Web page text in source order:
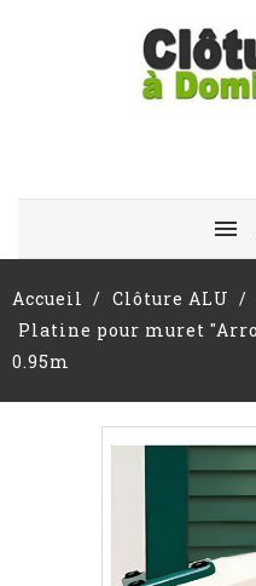
Accueil Clôture ALU
Platine pour muret
0.95m